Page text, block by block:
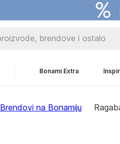
Bonami Extra
Brendovi na Bonamiju